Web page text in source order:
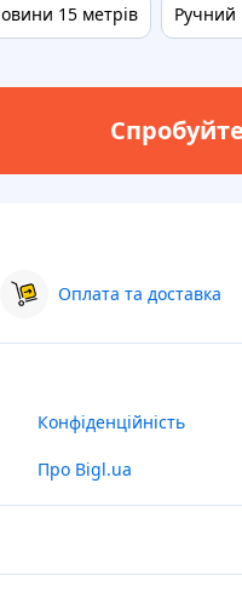
15 метрів Ручний
Оплата та доставка
Конфіденційність
Про Bigl.ua